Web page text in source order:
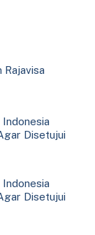
Rajavisa
Disetujui
Disetujui